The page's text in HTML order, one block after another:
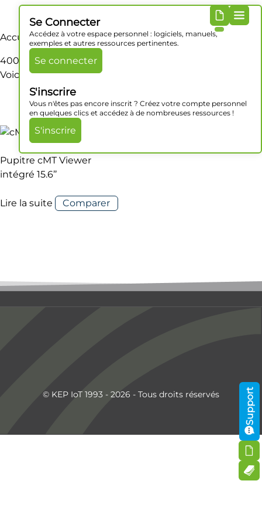
Se Connecter
Accédez à votre espace personnel : logiciels, manuels,
exemples et autres ressources pertinentes.
Se connecter
S'inscrire
Vous n'êtes pas encore inscrit ? Créez votre compte personnel
en quelques clics et accédez à de nombreuses ressources !
S'inscrire
Accueil/ Produit Dimensions / 400 x 263 x 27.6 mm
400 x 263 x 27.6 mm
Voici le seul résultat
Pupitre cMT Viewer
intégré 15.6’’
Lire la suite Comparer
Support
© KEP IoT 1993 - 2026 - Tous droits réservés